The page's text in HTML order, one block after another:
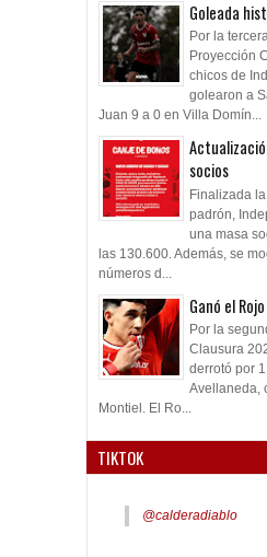
Goleada
Por la
Proyección
chicos de
golearon a
Juan 9 a 0 en Villa Domín...
socios
Finalizada
padrón,
una masa
las 130.600. Además, se
números d...
Ganó el
Por la
Clausura
derrotó por
Avellaneda,
Montiel. El Ro...
TIKTOK
@calderadiablo